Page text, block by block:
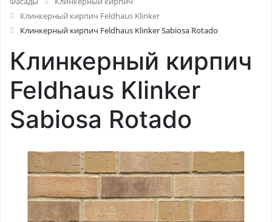
Клинкерный кирпич Feldhaus Klinker
Клинкерный кирпич Feldhaus Klinker Sabiosa Rotado
Клинкерный кирпич
Feldhaus Klinker
Sabiosa Rotado